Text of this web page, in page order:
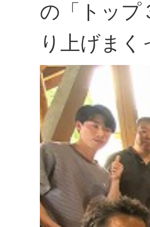
の「トップ
り上げま